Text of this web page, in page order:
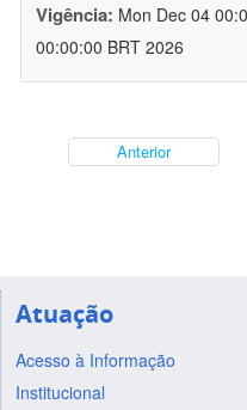
Vigência: Mon Dec 04
00:00:00 BRT 2026
Anterior
Atuação
Acesso à Informação
Institucional